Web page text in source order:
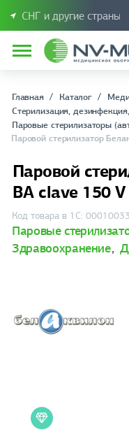
СНГ и другие страны
Главная Каталог
Стерилизация,
Паровые стерилизаторы
Паровой стерилизатор
Паровой
BA clave 150 V
Код товара в 1С:
Паровые
Здравоохранение,